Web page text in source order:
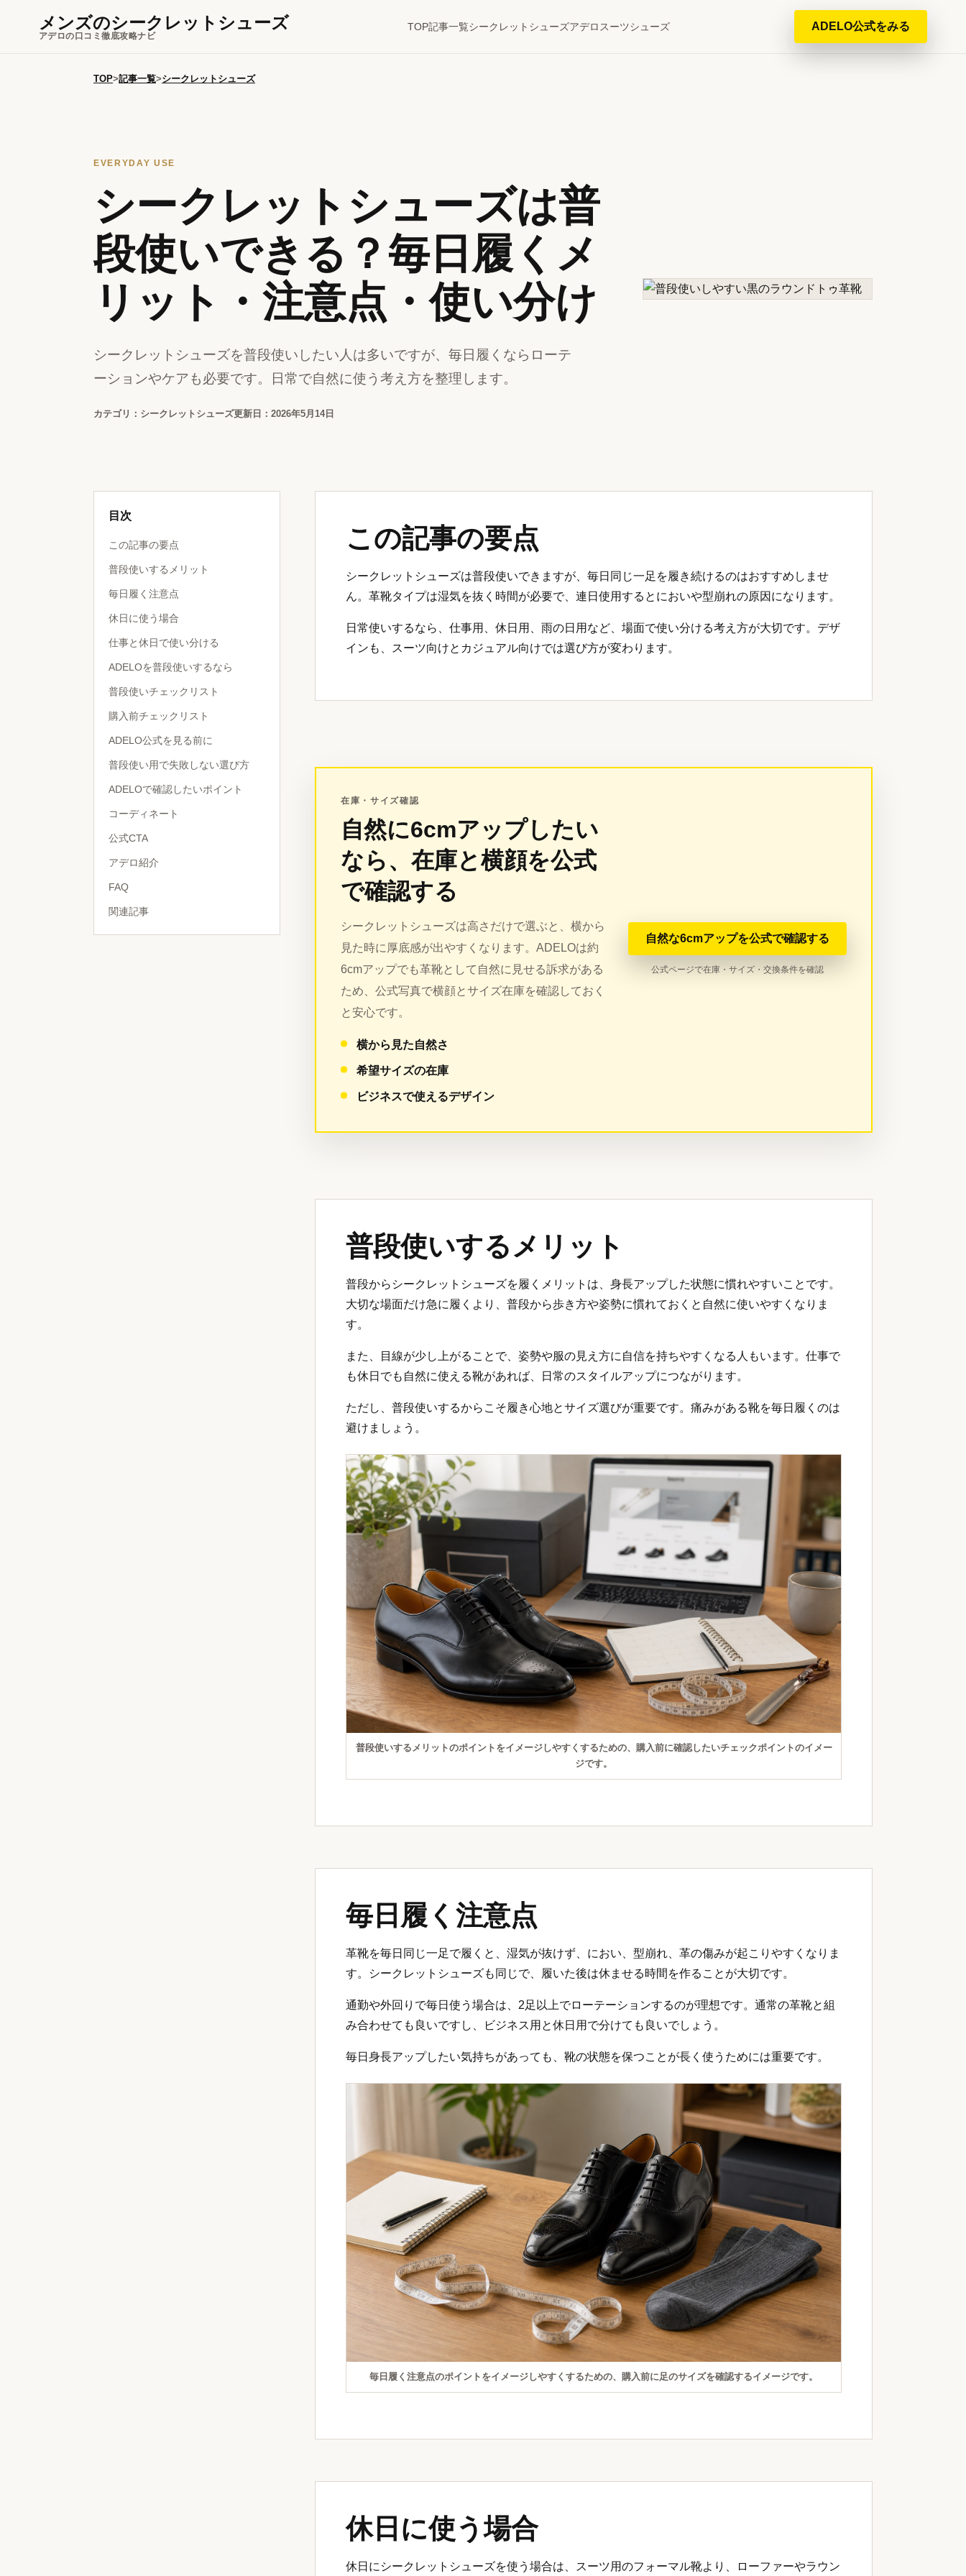
メンズのシークレットシューズ
アデロの口コミ徹底攻略ナビ
TOP記事一覧シークレットシューズアデロ スーツシューズ ADELO公式をみる
TOP>記事一覧>シークレットシューズ
EVERYDAY USE
シークレットシューズは普
段使いできる？毎日履くメ
リット・注意点・使い分け
シークレットシューズを普段使いしたい人は多いですが、毎日履くならローテ
ーションやケアも必要です。日常で自然に使う考え方を整理します。
カテゴリ：シークレットシューズ更新日：2026年5月14日
目次
この記事の要点
普段使いするメリット
毎日履く注意点
休日に使う場合
仕事と休日で使い分ける
ADELOを普段使いするなら
普段使いチェックリスト
購入前チェックリスト
ADELO公式を見る前に
普段使い用で失敗しない選び方
ADELOで確認したいポイント
コーディネート
公式CTA
アデロ紹介
FAQ
関連記事
この記事の要点
シークレットシューズは普段使いできますが、毎日同じ一足を履き続けるのはおすすめしませ
ん。革靴タイプは湿気を抜く時間が必要で、連日使用するとにおいや型崩れの原因になります。
日常使いするなら、仕事用、休日用、雨の日用など、場面で使い分ける考え方が大切です。デザ
インも、スーツ向けとカジュアル向けでは選び方が変わります。
在庫・サイズ確認
自然に6cmアップしたい
なら、在庫と横顔を公式
で確認する
シークレットシューズは高さだけで選ぶと、横から
見た時に厚底感が出やすくなります。ADELOは約
6cmアップでも革靴として自然に見せる訴求がある
ため、公式写真で横顔とサイズ在庫を確認しておく
と安心です。
横から見た自然さ
希望サイズの在庫
ビジネスで使えるデザイン
自然な6cmアップを公式で確認する
公式ページで在庫・サイズ・交換条件を確認
普段使いするメリット
普段からシークレットシューズを履くメリットは、身長アップした状態に慣れやすいことです。
大切な場面だけ急に履くより、普段から歩き方や姿勢に慣れておくと自然に使いやすくなりま
す。
また、目線が少し上がることで、姿勢や服の見え方に自信を持ちやすくなる人もいます。仕事で
も休日でも自然に使える靴があれば、日常のスタイルアップにつながります。
ただし、普段使いするからこそ履き心地とサイズ選びが重要です。痛みがある靴を毎日履くのは
避けましょう。
普段使いするメリットのポイントをイメージしやすくするための、購入前に確認したいチェックポイントのイメー
ジです。
毎日履く注意点
革靴を毎日同じ一足で履くと、湿気が抜けず、におい、型崩れ、革の傷みが起こりやすくなりま
す。シークレットシューズも同じで、履いた後は休ませる時間を作ることが大切です。
通勤や外回りで毎日使う場合は、2足以上でローテーションするのが理想です。通常の革靴と組
み合わせても良いですし、ビジネス用と休日用で分けても良いでしょう。
毎日身長アップしたい気持ちがあっても、靴の状態を保つことが長く使うためには重要です。
毎日履く注意点のポイントをイメージしやすくするための、購入前に足のサイズを確認するイメージです。
休日に使う場合
休日にシークレットシューズを使う場合は、スーツ用のフォーマル靴より、ローファーやラウン